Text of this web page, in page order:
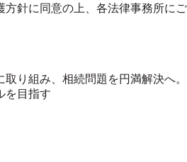
方針に同意の上、各法律事務所にご
り組み、相続問題を円満解決へ。
を目指す